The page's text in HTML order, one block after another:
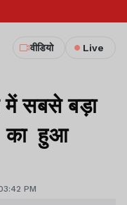
वीडियो Live
में सबसे बड़ा
का हुआ
PM